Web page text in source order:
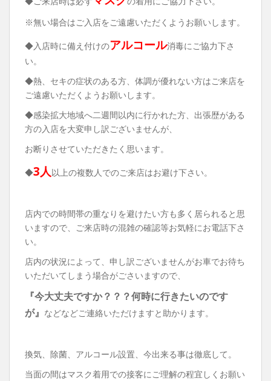
※無い場合はご入店をご遠慮いただくようお願いします。
◆入店時に備え付けのアルコール消毒にご協力下さ
い。
◆熱、セキの症状のある方、体調が優れない方はご来店を
ご遠慮いただくようお願いします。
◆感染拡大地域へ二週間以内に行かれた方、出張歴がある
方の入店を大変申し訳ございませんが、
お断りさせていただきたく思います。
◆3人以上の複数人でのご来店はお避け下さい。
店内での時間帯の重なりを避けたい方も多く居られると思
いますので、ご来店時の混雑の確認等お気軽にお電話下さ
い。
店内の状況によって、申し訳ございませんがお車でお待ち
いただいてしまう場合がごさいますので、
『今大丈夫ですか？？？何時に行きたいのです
が』 などなどご連絡いただけますと助かります。
換気、除菌、アルコール設置、今出来る事は徹底して。
当面の間はマスク着用での接客にご理解の程宜しくお願い